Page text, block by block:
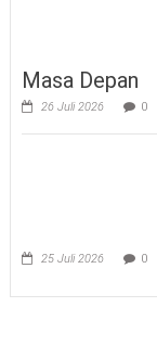
Masa Depan
26 Juli 2026 0
25 Juli 2026 0